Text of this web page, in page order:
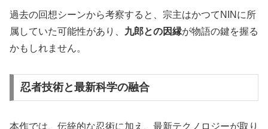
過去の回想シーンから考察すると、宗主はかつてNINに所
属していた可能性があり、 九郎との因縁が物語の鍵を握る
かもしれません。
忍者技術と最新科学の融合
本作では、伝統的な忍術に加え、最新テクノロジーが取り